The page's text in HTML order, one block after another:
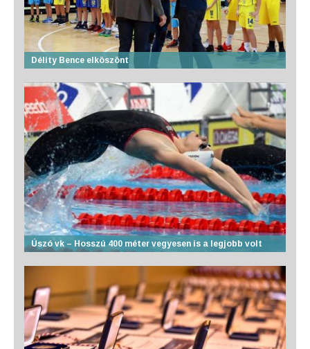
Délity Bence elköszönt
Úszó vk – Hosszú 400 méter vegyesen is a legjobb volt